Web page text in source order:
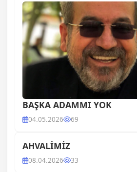
BAŞKA ADAMMI YOK
04.05.2026 69
AHVALİMİZ
08.04.2026 33